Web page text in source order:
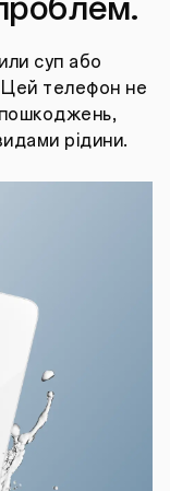
суп або
телефон не
рідини.